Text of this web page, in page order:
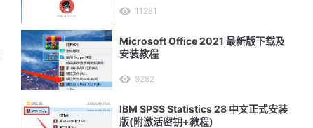
11281
Microsoft Office 2021 最新版下载及
安装教程
9282
IBM SPSS Statistics 28 中文正式安装
版(附激活密钥+教程)